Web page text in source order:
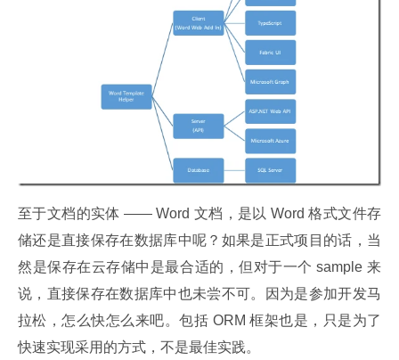
至于文档的实体 —— Word 文档，是以 Word 格式文件存
储还是直接保存在数据库中呢？如果是正式项目的话，当
然是保存在云存储中是最合适的，但对于一个 sample 来
说，直接保存在数据库中也未尝不可。因为是参加开发马
拉松，怎么快怎么来吧。包括 ORM 框架也是，只是为了
快速实现采用的方式，不是最佳实践。